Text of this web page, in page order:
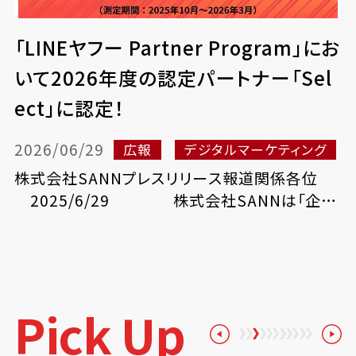
「LINEヤフー Partner Program」にお
いて2026年度の認定パートナー「Sel
ect」に認定！
2026/06/29 広報 デジタルマーケティング
株式会社SANNプレスリリース報道関係各位
2025/6/29 株式会社SANNは「企業
Pick Up Previous
1 23 4